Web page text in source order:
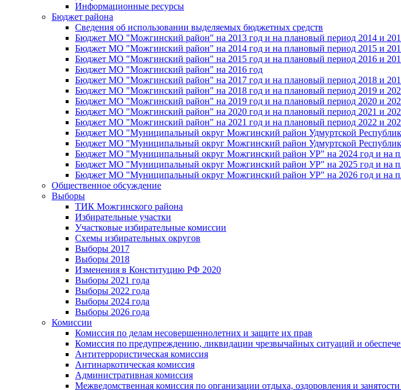
Информационные ресурсы
Бюджет района
Сведения об использовании выделяемых бюджетных средств
Бюджет МО "Можгинский район" на 2013 год и на плановый период 2014 и
Бюджет МО "Можгинский район" на 2014 год и на плановый период 2015 и
Бюджет МО "Можгинский район" на 2015 год и на плановый период 2016 и
Бюджет МО "Можгинский район" на 2016 год
Бюджет МО "Можгинский район" на 2017 год и на плановый период 2018 и
Бюджет МО "Можгинский район" на 2018 год и на плановый период 2019 и
Бюджет МО "Можгинский район" на 2019 год и на плановый период 2020 и
Бюджет МО "Можгинский район" на 2020 год и на плановый период 2021 и
Бюджет МО "Можгинский район" на 2021 год и на плановый период 2022 и
Бюджет МО "Муниципальный округ Можгинский район Удмуртской
Бюджет МО "Муниципальный округ Можгинский район Удмуртской
Бюджет МО "Муниципальный округ Можгинский район УР" на 2024 год и на
Бюджет МО "Муниципальный округ Можгинский район УР" на 2025 год и на
Бюджет МО "Муниципальный округ Можгинский район УР" на 2026 год и на
Общественное обсуждение
Выборы
ТИК Можгинского района
Избирательные участки
Участковые избирательные комиссии
Схемы избирательных округов
Выборы 2017
Выборы 2018
Изменения в Конституцию РФ 2020
Выборы 2021 года
Выборы 2022 года
Выборы 2024 года
Выборы 2026 года
Комиссии
Комиссия по делам несовершеннолетних и защите их прав
Комиссия по предупреждению, ликвидации чрезвычайных ситуаций и
Антитеррористическая комиссия
Антинаркотическая комиссия
Административная комиссия
Межведомственная комиссия по организации отдыха, оздоровления и